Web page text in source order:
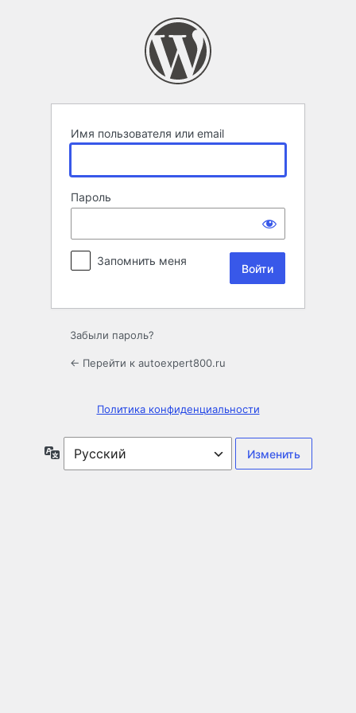
Имя пользователя или email
Пароль
Запомнить меня
Забыли пароль?
← Перейти к autoexpert800.ru
Политика конфиденциальности
Язык